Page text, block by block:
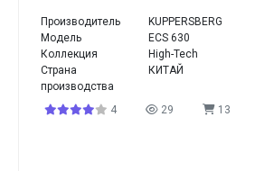
Производитель
KUPPERSBERG
Модель
ECS 630
Коллекция
High-Tech
Страна
производства
КИТАЙ
4 29 13